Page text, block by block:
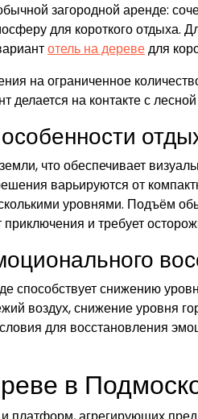
загородной аренде:
для короткого отдыха.
отель на дереведля
на ограниченное
делается на контакте с
что обеспечивает
варьируются от
уровнями. Подъём
и требует
способствует снижению
воздух, снижение уровня
для восстановления
в